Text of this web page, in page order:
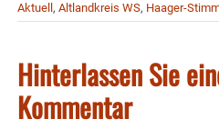
Aktuell , Altlandkreis WS, Haager-
Hinterlassen Sie
Kommentar